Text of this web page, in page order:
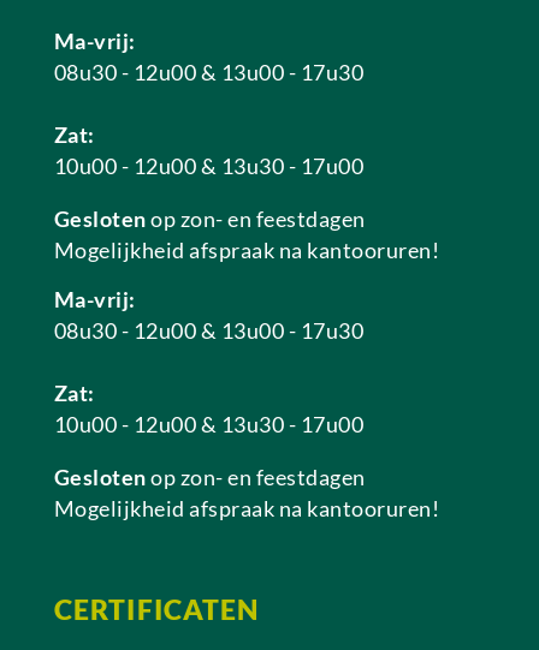
Ma-vrij:
08u30 - 12u00 & 13u00 - 17u30
Zat:
10u00 - 12u00 & 13u30 - 17u00
Geslotenop zon- en feestdagen
Mogelijkheid afspraak na kantooruren!
Ma-vrij:
08u30 - 12u00 & 13u00 - 17u30
Zat:
10u00 - 12u00 & 13u30 - 17u00
Geslotenop zon- en feestdagen
Mogelijkheid afspraak na kantooruren!
CERTIFICATEN